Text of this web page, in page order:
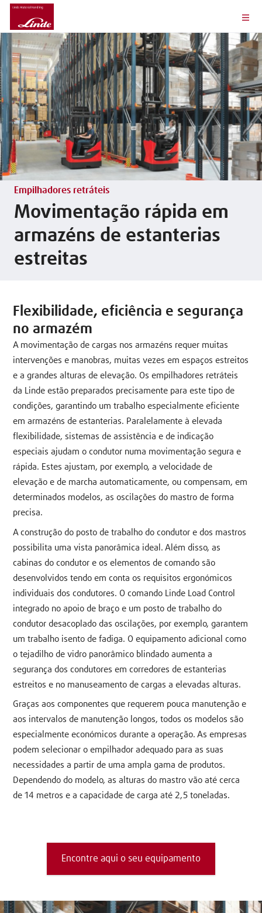
Empilhadores retráteis
Movimentação rápida em
armazéns de estanterias
estreitas
Flexibilidade, eficiência e segurança
no armazém
A movimentação de cargas nos armazéns requer muitas
intervenções e manobras, muitas vezes em espaços estreitos
e a grandes alturas de elevação. Os empilhadores retráteis
da Linde estão preparados precisamente para este tipo de
condições, garantindo um trabalho especialmente eficiente
em armazéns de estanterias. Paralelamente à elevada
flexibilidade, sistemas de assistência e de indicação
especiais ajudam o condutor numa movimentação segura e
rápida. Estes ajustam, por exemplo, a velocidade de
elevação e de marcha automaticamente, ou compensam, em
determinados modelos, as oscilações do mastro de forma
precisa.
A construção do posto de trabalho do condutor e dos mastros
possibilita uma vista panorâmica ideal. Além disso, as
cabinas do condutor e os elementos de comando são
desenvolvidos tendo em conta os requisitos ergonómicos
individuais dos condutores. O comando Linde Load Control
integrado no apoio de braço e um posto de trabalho do
condutor desacoplado das oscilações, por exemplo, garantem
um trabalho isento de fadiga. O equipamento adicional como
o tejadilho de vidro panorâmico blindado aumenta a
segurança dos condutores em corredores de estanterias
estreitos e no manuseamento de cargas a elevadas alturas.
Graças aos componentes que requerem pouca manutenção e
aos intervalos de manutenção longos, todos os modelos são
especialmente económicos durante a operação. As empresas
podem selecionar o empilhador adequado para as suas
necessidades a partir de uma ampla gama de produtos.
Dependendo do modelo, as alturas do mastro vão até cerca
de 14 metros e a capacidade de carga até 2,5 toneladas.
Encontre aqui o seu equipamento